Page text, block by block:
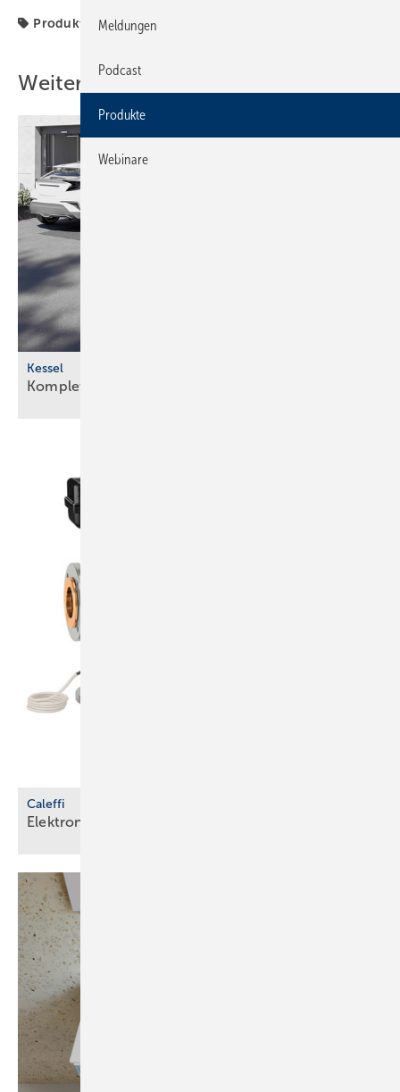
Produkte Regler
Weitere Inhalte
Kessel
Komplettlösung für den
Caleffi
Elektronischer Mischer für
Meldungen
Podcast
Produkte
Webinare